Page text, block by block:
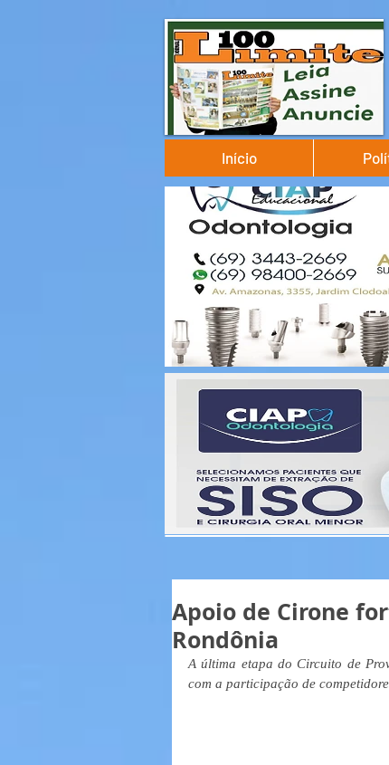
Início
Apoio de Cirone
Rondônia
A última etapa do Circuito de
com a participação de